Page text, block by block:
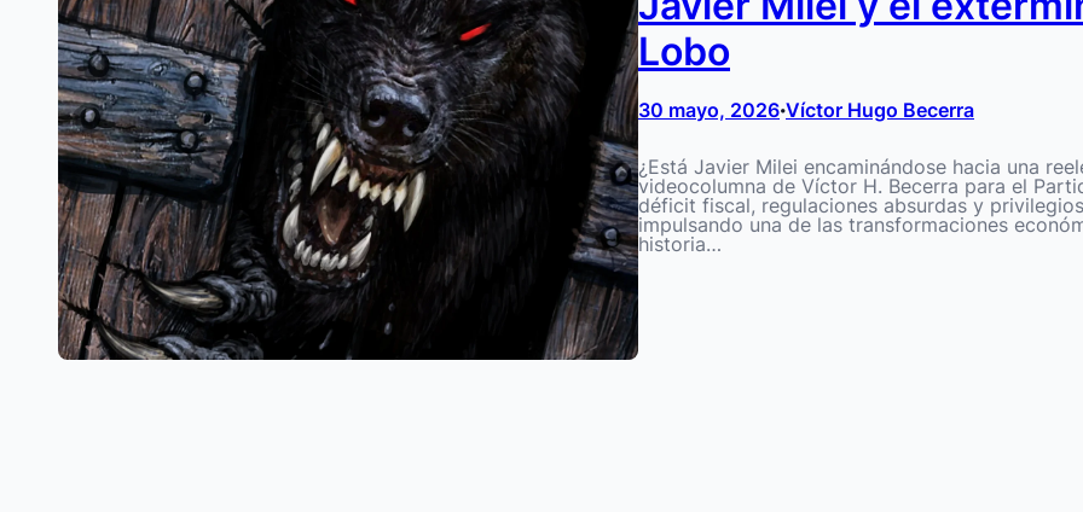
Lobo
30 mayo, 2026•Víctor Hugo Becerra
¿Está Javier Milei encaminándose hacia una
videocolumna de Víctor H. Becerra para el
déficit fiscal, regulaciones absurdas y
impulsando una de las transformaciones
historia…